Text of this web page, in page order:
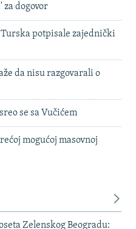
za dogovor
potpisale zajednički
da nisu razgovarali o
se sa Vučićem
mogućoj masovnoj
Zelenskog Beogradu: